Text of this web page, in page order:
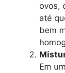
ovos,
até
bem
Em